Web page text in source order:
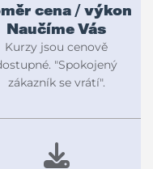
cena / výkon
Naučíme Vás
Kurzy jsou cenově
"Spokojený
zákazník se vrátí".